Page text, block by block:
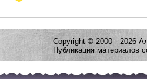
Copyright © 2000—2026
Публикация материалов